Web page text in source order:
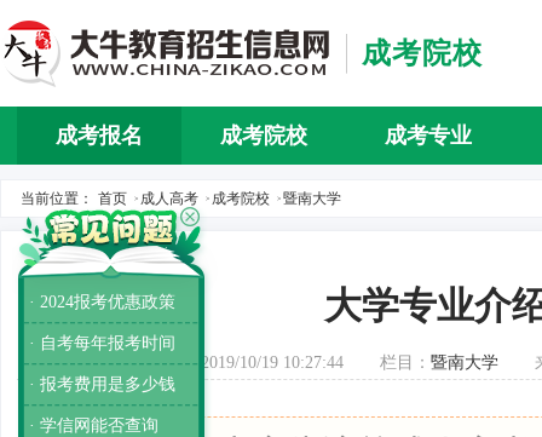
成考院校
成考报名 成考院校 成考专业
当前位置： 首页 > 成人高考 > 成考院校 > 暨南大学
大学专业介
发布时间：2019/10/19 10:27:44 栏目： 暨南大学
· 2024报考优惠政策
· 自考每年报考时间
· 报考费用是多少钱
· 学信网能否查询